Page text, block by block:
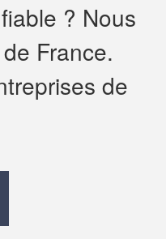
? Nous
France.
de